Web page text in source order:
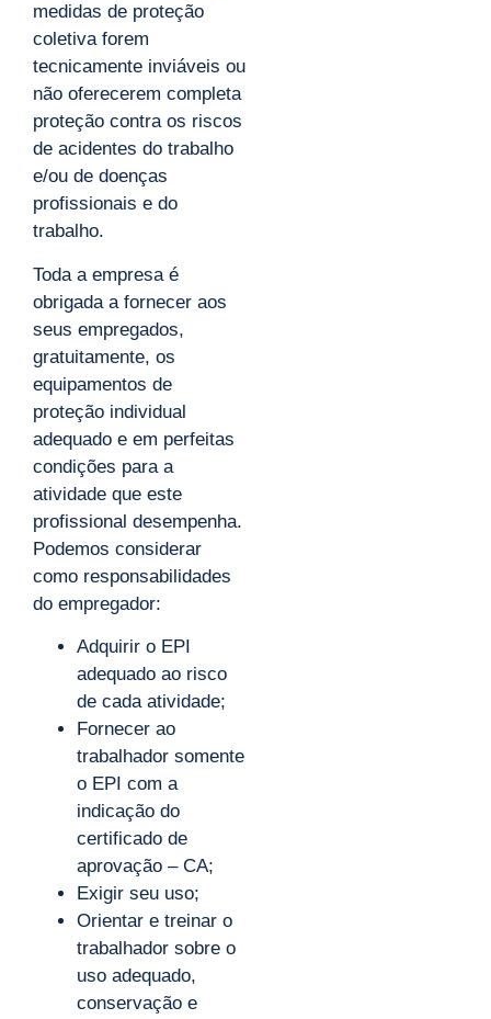
medidas de proteção
coletiva forem
tecnicamente inviáveis ou
não oferecerem completa
proteção contra os riscos
de acidentes do trabalho
e/ou de doenças
profissionais e do
trabalho.
Toda a empresa é
obrigada a fornecer aos
seus empregados,
gratuitamente, os
equipamentos de
proteção individual
adequado e em perfeitas
condições para a
atividade que este
profissional desempenha.
Podemos considerar
como responsabilidades
do empregador:
Adquirir o EPI
adequado ao risco
de cada atividade;
Fornecer ao
trabalhador somente
o EPI com a
indicação do
certificado de
aprovação – CA;
Exigir seu uso;
Orientar e treinar o
trabalhador sobre o
uso adequado,
conservação e